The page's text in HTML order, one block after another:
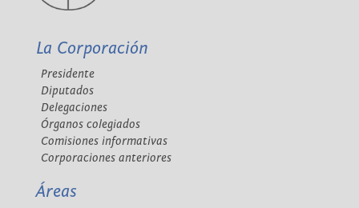
La Corporación
Presidente
Diputados
Delegaciones
Órganos colegiados
Comisiones informativas
Corporaciones anteriores
Áreas